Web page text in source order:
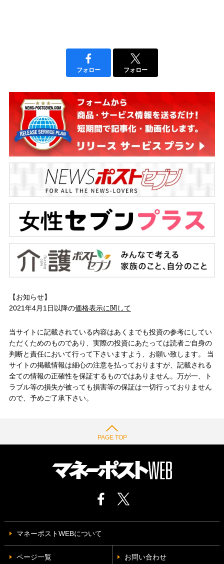
フォロー フォロー
【お知らせ】
2021年4月1日以降の価格表示に関して
当サイトに記載されている内容はあくまでも投資の参考にしてい
ただくためのものであり、実際の投資にあたっては読者ご自身の
判断と責任において行って下さいますよう、お願い致します。 当
サイトの掲載情報は細心の注意を払っておりますが、記載される
全ての情報の正確性を保証するものではありません。万が一、ト
ラブル等の損失が被っても損害等の保証は一切行っておりません
ので、予めご了承下さい。
PAGE TOP
マネーポストWEBについて
ページ一覧 お問い合わせ